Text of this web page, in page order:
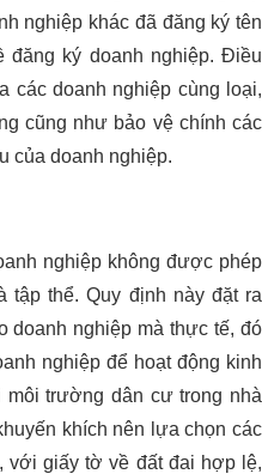
nghiệp khác đã đăng ký tên
ký doanh nghiệp. Điều
các doanh nghiệp cùng loại,
cũng như bảo vệ chính các
của doanh nghiệp.
nghiệp không được phép
tập thể. Quy định này đặt ra
doanh nghiệp mà thực tế, đó
nghiệp để hoạt động kinh
trường dân cư trong nhà
khích nên lựa chọn các
với giấy tờ về đất đai hợp lệ,